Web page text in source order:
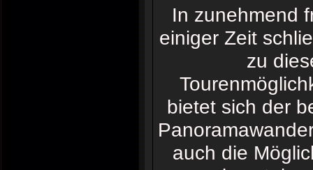
In zunehmend
einiger Zeit
zu
bietet sich der
auch die